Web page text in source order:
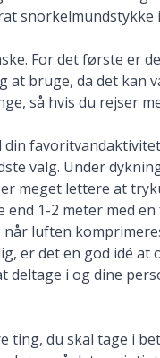
For det første er
at bruge, da det
så hvis du rejser
valg. Under
meget lettere at
1-2 meter med
luften
er det en god idé at
deltage i og dine
ting, du skal tage i